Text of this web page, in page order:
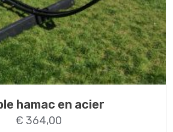
hamac en acier
€ 364,00